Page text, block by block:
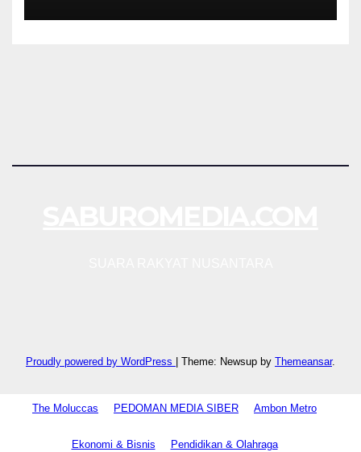
Proudly powered by WordPress Theme: Newsup by Themeansar.
The Moluccas PEDOMAN MEDIA SIBER Ambon Metro
Ekonomi & Bisnis Pendidikan & Olahraga